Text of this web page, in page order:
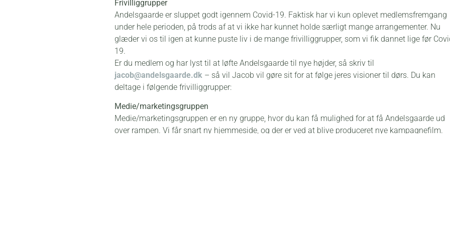
Frivilliggrupper
Andelsgaarde er sluppet godt igennem Covid-19. Faktisk har vi kun oplevet medlemsfremgang
under hele perioden, på trods af at vi ikke har kunnet holde særligt mange arrangementer. Nu
glæder vi os til igen at kunne puste liv i de mange frivilliggrupper, som vi fik dannet lige før
19.
Er du medlem og har lyst til at løfte Andelsgaarde til nye højder, så skriv til
jacob@andelsgaarde.dk – så vil Jacob vil gøre sit for at følge jeres visioner til dørs. Du kan
deltage i følgende frivilliggrupper:
Medie/marketingsgruppen
Medie/marketingsgruppen er en ny gruppe, hvor du kan få mulighed for at få Andelsgaarde ud
over rampen. Vi får snart ny hjemmeside, og der er ved at blive produceret nye kampagnefilm.